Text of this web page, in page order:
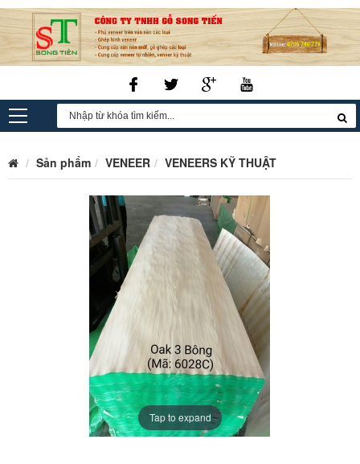
Sản phẩm VENEER VENEERS KỸ THUẬT
Tap to expand